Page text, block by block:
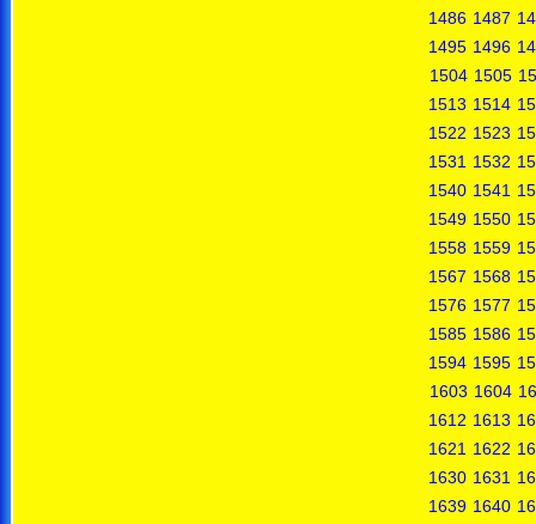
1486 1487
1495 1496
1504 1505
1513 1514
1522 1523
1531 1532
1540 1541
1549 1550
1558 1559
1567 1568
1576 1577
1585 1586
1594 1595
1603 1604
1612 1613
1621 1622
1630 1631
1639 1640